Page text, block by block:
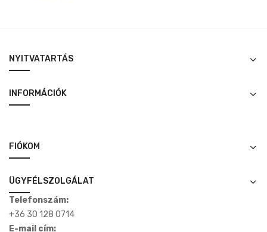
NYITVATARTÁS
INFORMÁCIÓK
FIÓKOM
ÜGYFÉLSZOLGÁLAT
Telefonszám:
+36 30 128 0714
E-mail cím: